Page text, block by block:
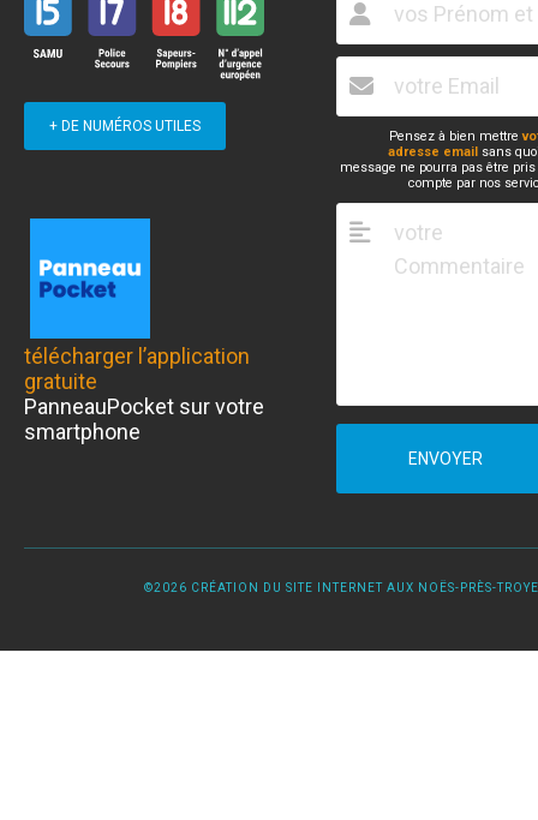
+ DE NUMÉROS UTILES
télécharger l’application
gratuite
PanneauPocket sur votre
smartphone
Pensez à bien mettre
adresse email sans
message ne pourra pas être
compte par nos
ENVOYER
©2026 CRÉATION DU SITE INTERNET AUX NOËS-PRÈS-